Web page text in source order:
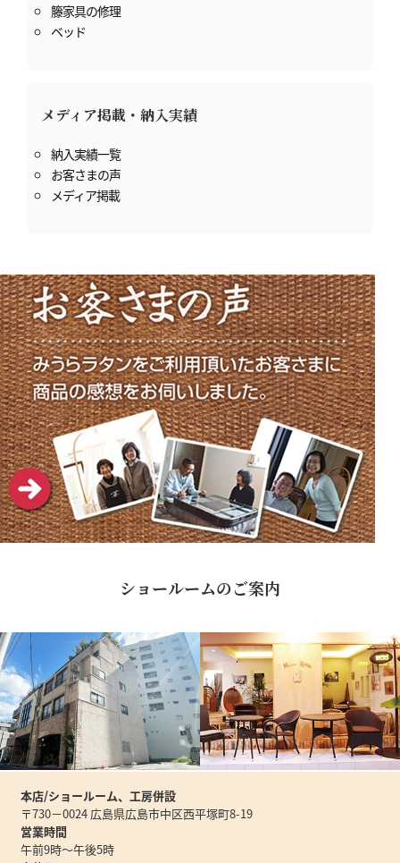
籐家具の修理
ベッド
メディア掲載・納入実績
納入実績一覧
お客さまの声
メディア掲載
ショールームのご案内
本店/ショールーム、工房併設
〒730－0024 広島県広島市中区西平塚町8-19
営業時間
午前9時～午後5時